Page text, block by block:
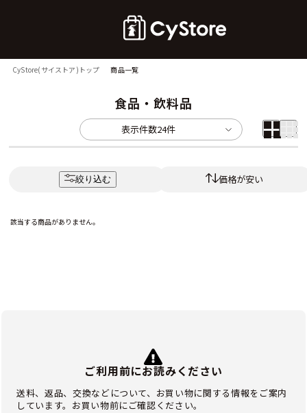
CyStore(サイストア)トップ 商品一覧
食品・飲料品
表示件数24件
絞り込む 価格が安い
該当する商品がありません。
ご利用前にお読みください
送料、返品、交換などについて、お買い物に関する情報をご案内
しています。お買い物前にご確認ください。